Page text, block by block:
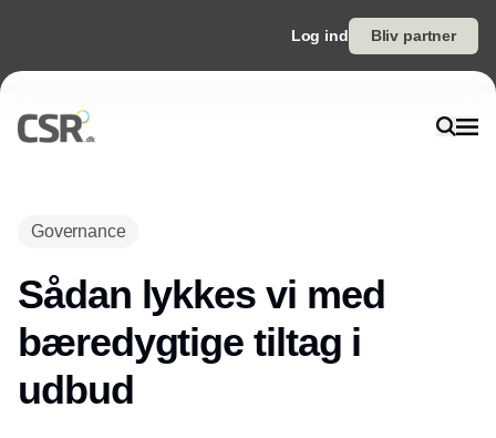
Log ind Bliv partner
Governance
Sådan lykkes vi med
bæredygtige tiltag i
udbud